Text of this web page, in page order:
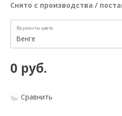
Снято с производства /
Варианты цвета
0 руб.
Сравнить